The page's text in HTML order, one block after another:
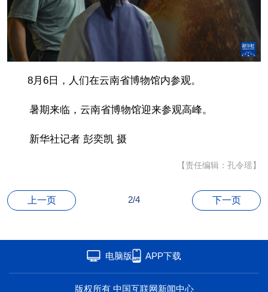
海洋 草原 湾区
联盟 老年
8月6日，人们在云南省博物馆内参观。
暑期来临，云南省博物馆迎来参观高峰。
新华社记者 彭奕凯 摄
【责任编辑：孔令瑶】
上一页 2/4 下一页
电脑版 APP下载
版权所有 中国互联网新闻中心